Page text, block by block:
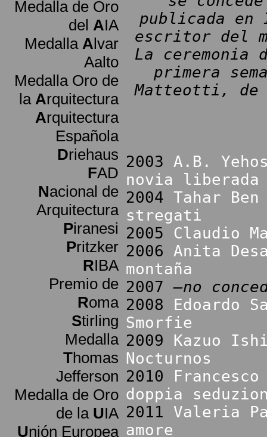
Medalla de Oro
del AIA
Medalla Alvar
Aalto
Medalla Oro de
la Arquitectura
Arquitectura
Española
Driehaus
FAD
Nacional de
Arquitectura
Piranesi
Pritzker
RIBA
Premio de
Roma
Stirling
Medalla
Thomas
Jefferson
Medalla de Oro
de la UIA
Unión Europea
publicada
escritor del
La
primera
Matteotti, de
2003 A.B.
novia liberada
2004 Tahar
stregati
2005 Claudio
2006 Anita
montaña
2007–no
2008 Edoardo
Smorfie
2009 Kazuo
Nocturnos
2010
doppia
2011 Valeria
amore